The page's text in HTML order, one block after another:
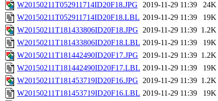
W20150211T052911714ID20F18.JPG
2019-11-29 11:39
24K
W20150211T052911714ID20F18.LBL 2019-11-29 11:39
19K
W20150211T181433806ID20F18.JPG 2019-11-29 11:39 1.2K
W20150211T181433806ID20F18.LBL 2019-11-29 11:39
19K
W20150211T181442490ID20F17.JPG 2019-11-29 11:39 1.2K
W20150211T181442490ID20F17.LBL 2019-11-29 11:39
19K
W20150211T181453719ID20F16.JPG 2019-11-29 11:39 1.2K
W20150211T181453719ID20F16.LBL 2019-11-29 11:39
19K